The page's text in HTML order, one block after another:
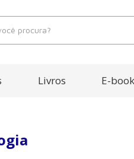
procura?
Livros E-